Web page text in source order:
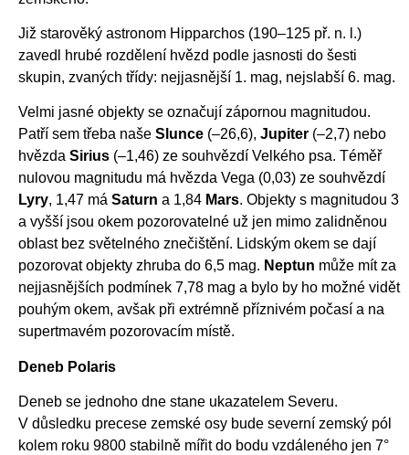
Již starověký astronom Hipparchos (190–125 př. n. l.)
zavedl hrubé rozdělení hvězd podle jasnosti do šesti
skupin, zvaných třídy: nejjasnější 1. mag, nejslabší 6. mag.
Velmi jasné objekty se označují zápornou magnitudou.
Patří sem třeba naše Slunce (–26,6), Jupiter (–2,7) nebo
hvězda Sirius (–1,46) ze souhvězdí Velkého psa. Téměř
nulovou magnitudu má hvězda Vega (0,03) ze souhvězdí
Lyry, 1,47 má Saturn a 1,84 Mars. Objekty s magnitudou 3
a vyšší jsou okem pozorovatelné už jen mimo zalidněnou
oblast bez světelného znečištění. Lidským okem se dají
pozorovat objekty zhruba do 6,5 mag. Neptun může mít za
nejjasnějších podmínek 7,78 mag a bylo by ho možné vidět
pouhým okem, avšak při extrémně příznivém počasí a na
supertmavém pozorovacím místě.
Deneb Polaris
Deneb se jednoho dne stane ukazatelem Severu.
V důsledku precese zemské osy bude severní zemský pól
kolem roku 9800 stabilně mířit do bodu vzdáleného jen 7°